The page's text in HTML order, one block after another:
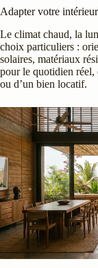
Adapter votre
Le climat chaud, la
choix particuliers :
solaires, matériaux
pour le quotidien réel,
ou d’un bien locatif.